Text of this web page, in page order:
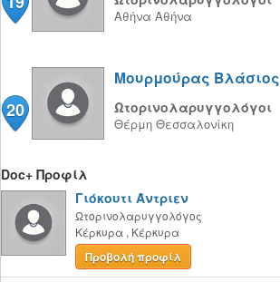
Αθήνα Αθήνα
20
Μουρμούρας Βλάσιος
Ωτορινολαρυγγολόγοι
Θέρμη Θεσσαλονίκη
Doc+ Προφίλ
Γιόκουτι Άντριεν
Ωτορινολαρυγγολόγος
Κέρκυρα , Κέρκυρα
Προβολή προφίλ